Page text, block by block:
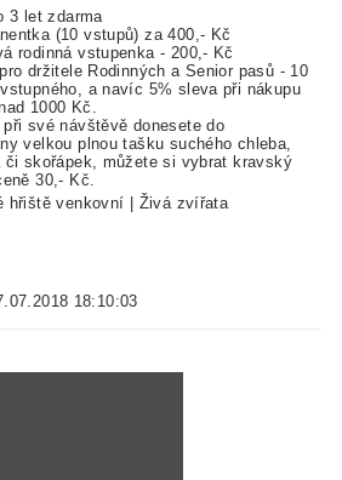
3 let zdarma
(10 vstupů) za 400,- Kč
rodinná vstupenka - 200,- Kč
držitele Rodinných a Senior pasů - 10
a navíc 5% sleva při nákupu
1000 Kč.
při své návštěvě donesete do
velkou plnou tašku suchého chleba,
či skořápek, můžete si vybrat kravský
30,- Kč.
hřiště venkovní | Živá zvířata
18:10:03